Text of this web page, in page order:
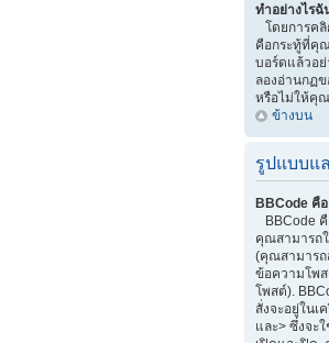
ทำอย่างไรฉั
โดยการคลิ
คือกระทู้ที่คุ
บอร์ดแล้วอ
ลองอ่านกฏ
หรือไม่ให้คุ
ข้างบน
รูปแบบแ
BBCode คือ
BBCode
คุณสามารถ
(คุณสามารถ
ข้อความโพ
โพสต์).
สั่งจะอยู่ในเ
และ> ซึ่งจะ